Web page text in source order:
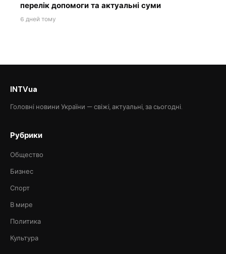
перелік допомоги та актуальні суми
6 дней тому
INTVua
Головні новини України — свіжі, актуальні, за сьогодні.
Рубрики
Общество
Бизнес
Спорт
В мире
Политика
Культура